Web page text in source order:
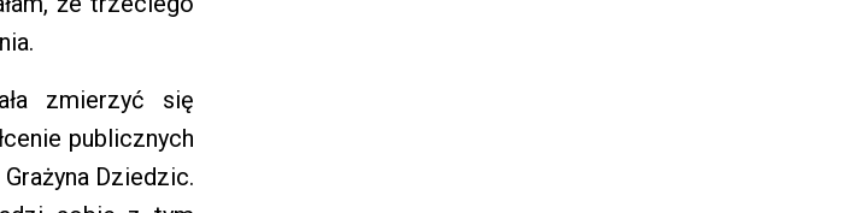
zmierzyć się
publicznych
Dziedzic.